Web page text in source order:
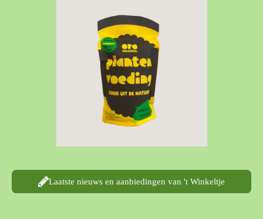
Laatste nieuws en aanbiedingen van 't Winkeltje